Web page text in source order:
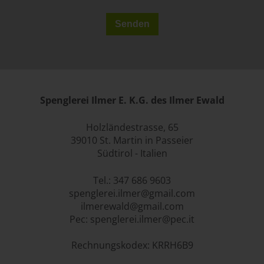
Spenglerei Ilmer E. K.G. des Ilmer Ewald
Holzländestrasse, 65
39010 St. Martin in Passeier
Südtirol - Italien
Tel.: 347 686 9603
spenglerei.ilmer@gmail.com
ilmerewald@gmail.com
Pec: spenglerei.ilmer@pec.it
Rechnungskodex: KRRH6B9